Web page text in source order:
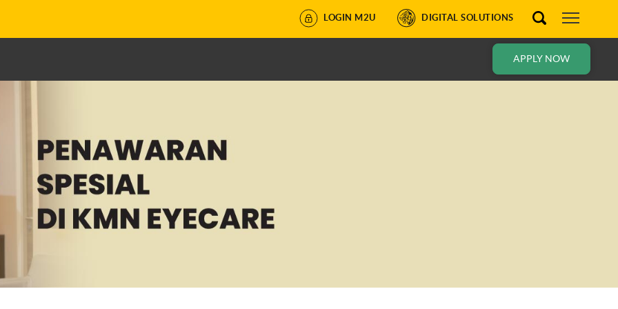
LOGIN M2U DIGITAL SOLUTIONS
APPLY NOW